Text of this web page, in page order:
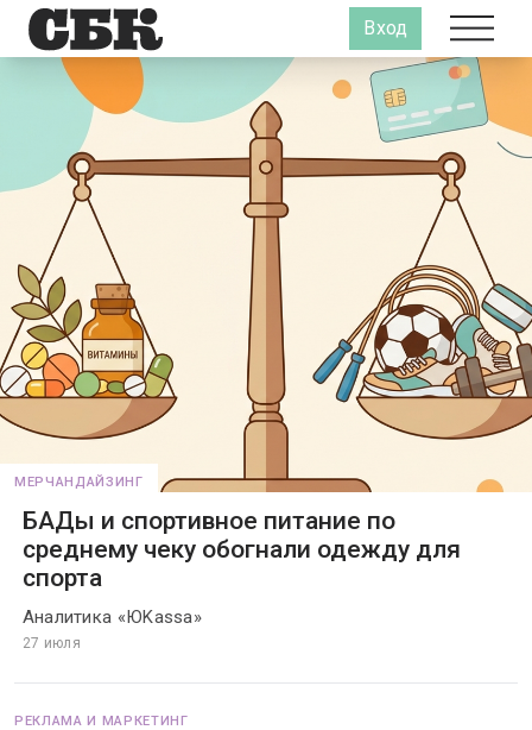
Вход
МЕРЧАНДАЙЗИНГ
БАДы и спортивное питание по
среднему чеку обогнали одежду для
спорта
Аналитика «ЮKassa»
27 июля
РЕКЛАМА И МАРКЕТИНГ